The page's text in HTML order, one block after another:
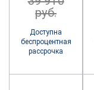
руб.
Доступна
беспроцентная
рассрочка